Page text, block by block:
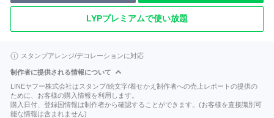
LYPプレミアムで使い放題
スタンプアレンジ/デコレーションに対応
制作者に提供される情報について
LINEヤフー株式会社はスタンプ/絵文字/着せかえ制作者への売上レポートの提供の
ために、お客様の購入情報を利用します。
購入日付、登録国情報は制作者から確認することができます。(お客様を直接識別可
能な情報は含まれません)